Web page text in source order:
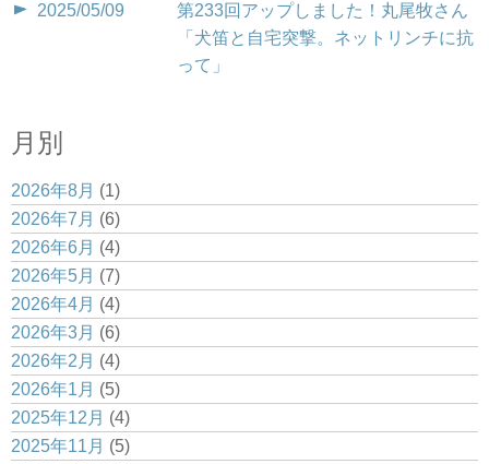
2025/05/09
第233回アップしました！丸尾牧さん
「犬笛と自宅突撃。ネットリンチに抗
って」
月別
2026年8月 (1)
2026年7月 (6)
2026年6月 (4)
2026年5月 (7)
2026年4月 (4)
2026年3月 (6)
2026年2月 (4)
2026年1月 (5)
2025年12月 (4)
2025年11月 (5)